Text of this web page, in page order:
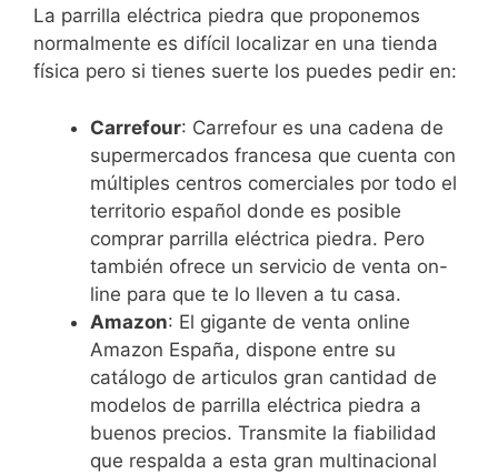
La parrilla eléctrica piedra que proponemos
normalmente es difícil localizar en una tienda
física pero si tienes suerte los puedes pedir en:
Carrefour: Carrefour es una cadena de
supermercados francesa que cuenta con
múltiples centros comerciales por todo el
territorio español donde es posible
comprar parrilla eléctrica piedra. Pero
también ofrece un servicio de venta on-
line para que te lo lleven a tu casa.
Amazon: El gigante de venta online
Amazon España, dispone entre su
catálogo de articulos gran cantidad de
modelos de parrilla eléctrica piedra a
buenos precios. Transmite la fiabilidad
que respalda a esta gran multinacional